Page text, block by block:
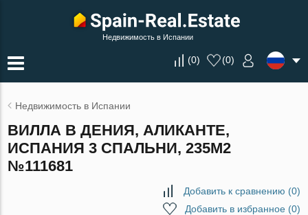
Недвижимость в Испании
(0) (0)
Недвижимость в Испании
ВИЛЛА В ДЕНИЯ, АЛИКАНТЕ,
ИСПАНИЯ 3 СПАЛЬНИ, 235М2
№111681
Добавить к сравнению (0)
Добавить в избранное(0)